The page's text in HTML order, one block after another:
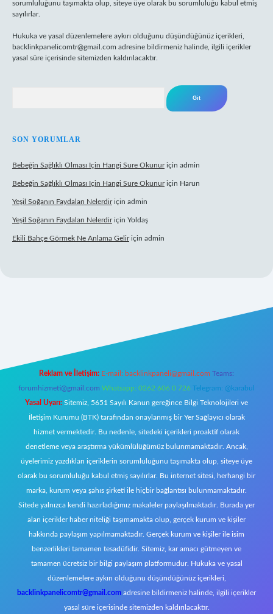
sorumluluğunu taşımakta olup, siteye üye olarak bu sorumluluğu kabul etmiş
sayılırlar.
Hukuka ve yasal düzenlemelere aykırı olduğunu düşündüğünüz içerikleri,
backlinkpanelicomtr@gmail.com adresine bildirmeniz halinde, ilgili içerikler
yasal süre içerisinde sitemizden kaldırılacaktır.
SON YORUMLAR
Bebeğin Sağlıklı Olması Için Hangi Sure Okunuriçin admin
Bebeğin Sağlıklı Olması Için Hangi Sure Okunuriçin Harun
Yeşil Soğanın Faydaları Nelerdiriçin admin
Yeşil Soğanın Faydaları Nelerdiriçin Yoldaş
Ekili Bahçe Görmek Ne Anlama Geliriçin admin
Reklam ve İletişim: E-mail: backlinkpaneli@gmail.com Teams:
forumhizmeti@gmail.com Whatsapp: 0262 606 0 726 Telegram: @karabul
Yasal Uyarı: Sitemiz, 5651 Sayılı Kanun gereğince Bilgi Teknolojileri ve
İletişim Kurumu (BTK) tarafından onaylanmış bir Yer Sağlayıcı olarak
hizmet vermektedir. Bu nedenle, sitedeki içerikleri proaktif olarak
denetleme veya araştırma yükümlülüğümüz bulunmamaktadır. Ancak,
üyelerimiz yazdıkları içeriklerin sorumluluğunu taşımakta olup, siteye üye
olarak bu sorumluluğu kabul etmiş sayılırlar. Bu internet sitesi, herhangi bir
marka, kurum veya şahıs şirketi ile hiçbir bağlantısı bulunmamaktadır.
Sitede yalnızca kendi hazırladığımız makaleler paylaşılmaktadır. Burada yer
alan içerikler haber niteliği taşımamakta olup, gerçek kurum ve kişiler
hakkında paylaşım yapılmamaktadır. Gerçek kurum ve kişiler ile isim
benzerlikleri tamamen tesadüfidir. Sitemiz, kar amacı gütmeyen ve
tamamen ücretsiz bir bilgi paylaşım platformudur. Hukuka ve yasal
düzenlemelere aykırı olduğunu düşündüğünüz içerikleri,
backlinkpanelicomtr@gmail.com adresine bildirmeniz halinde, ilgili içerikler
yasal süre içerisinde sitemizden kaldırılacaktır.